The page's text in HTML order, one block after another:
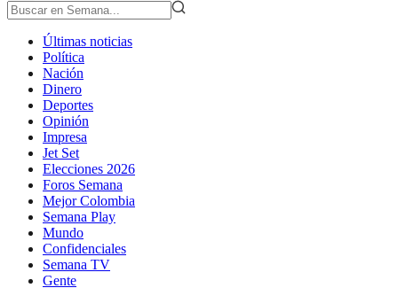
Últimas noticias
Política
Nación
Dinero
Deportes
Opinión
Impresa
Jet Set
Elecciones 2026
Foros Semana
Mejor Colombia
Semana Play
Mundo
Confidenciales
Semana TV
Gente